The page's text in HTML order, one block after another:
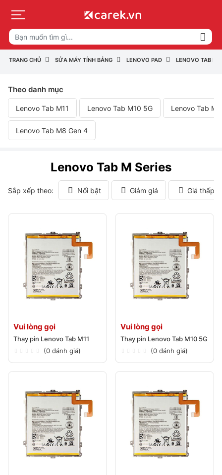
TRANG CHỦ SỬA MÁY TÍNH BẢNG LENOVO PAD LENOVO TAB M
Theo danh mục
Lenovo Tab M11 Lenovo Tab M10 5G Lenovo Tab
Lenovo Tab M8 Gen 4
Lenovo Tab M Series
Sắp xếp theo: Nổi bật Giảm giá Giá thấp
Vui lòng gọi
Thay pin Lenovo Tab M11
(0 đánh giá)
Vui lòng gọi
Thay pin Lenovo Tab M10 5G
(0 đánh giá)